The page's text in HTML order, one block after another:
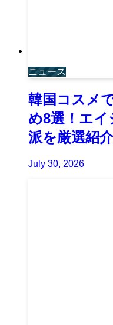
ニュース
韓国コスメ
め8選！エ
派を厳選紹介
July 30, 2026